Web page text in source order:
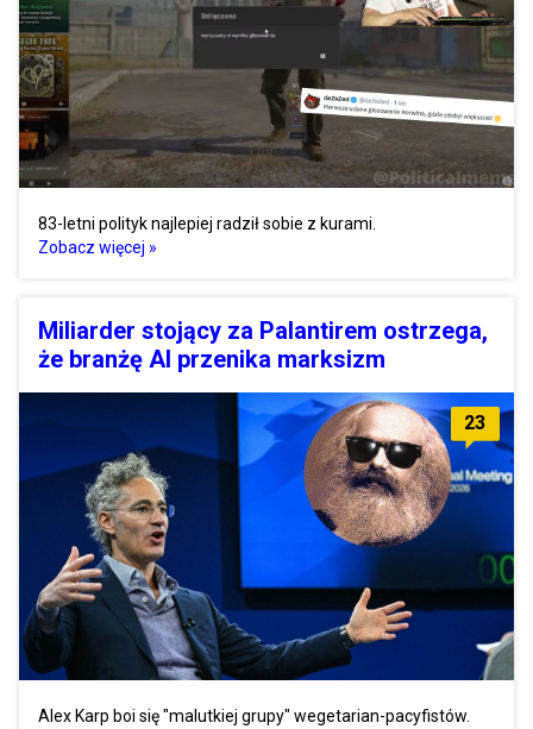
83-letni polityk najlepiej radził sobie z kurami.
Zobacz więcej »
Miliarder stojący za Palantirem ostrzega,
że branżę AI przenika marksizm
23
Alex Karp boi się "malutkiej grupy" wegetarian-pacyfistów.